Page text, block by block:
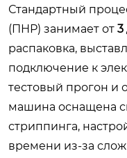
Стандартный
(ПНР) занимает от 3
распаковка,
подключение к
тестовый прогон и
машина оснащена
стриппинга,
времени из-за